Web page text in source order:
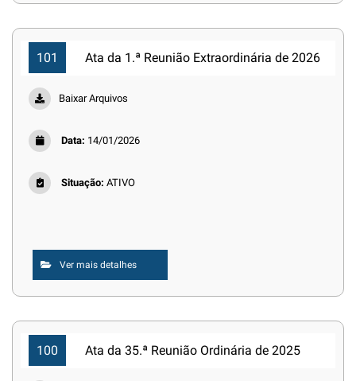
101 Ata da 1.ª Reunião Extraordinária de 2026
Baixar Arquivos
Data: 14/01/2026
Situação: ATIVO
Ver mais detalhes
100 Ata da 35.ª Reunião Ordinária de 2025